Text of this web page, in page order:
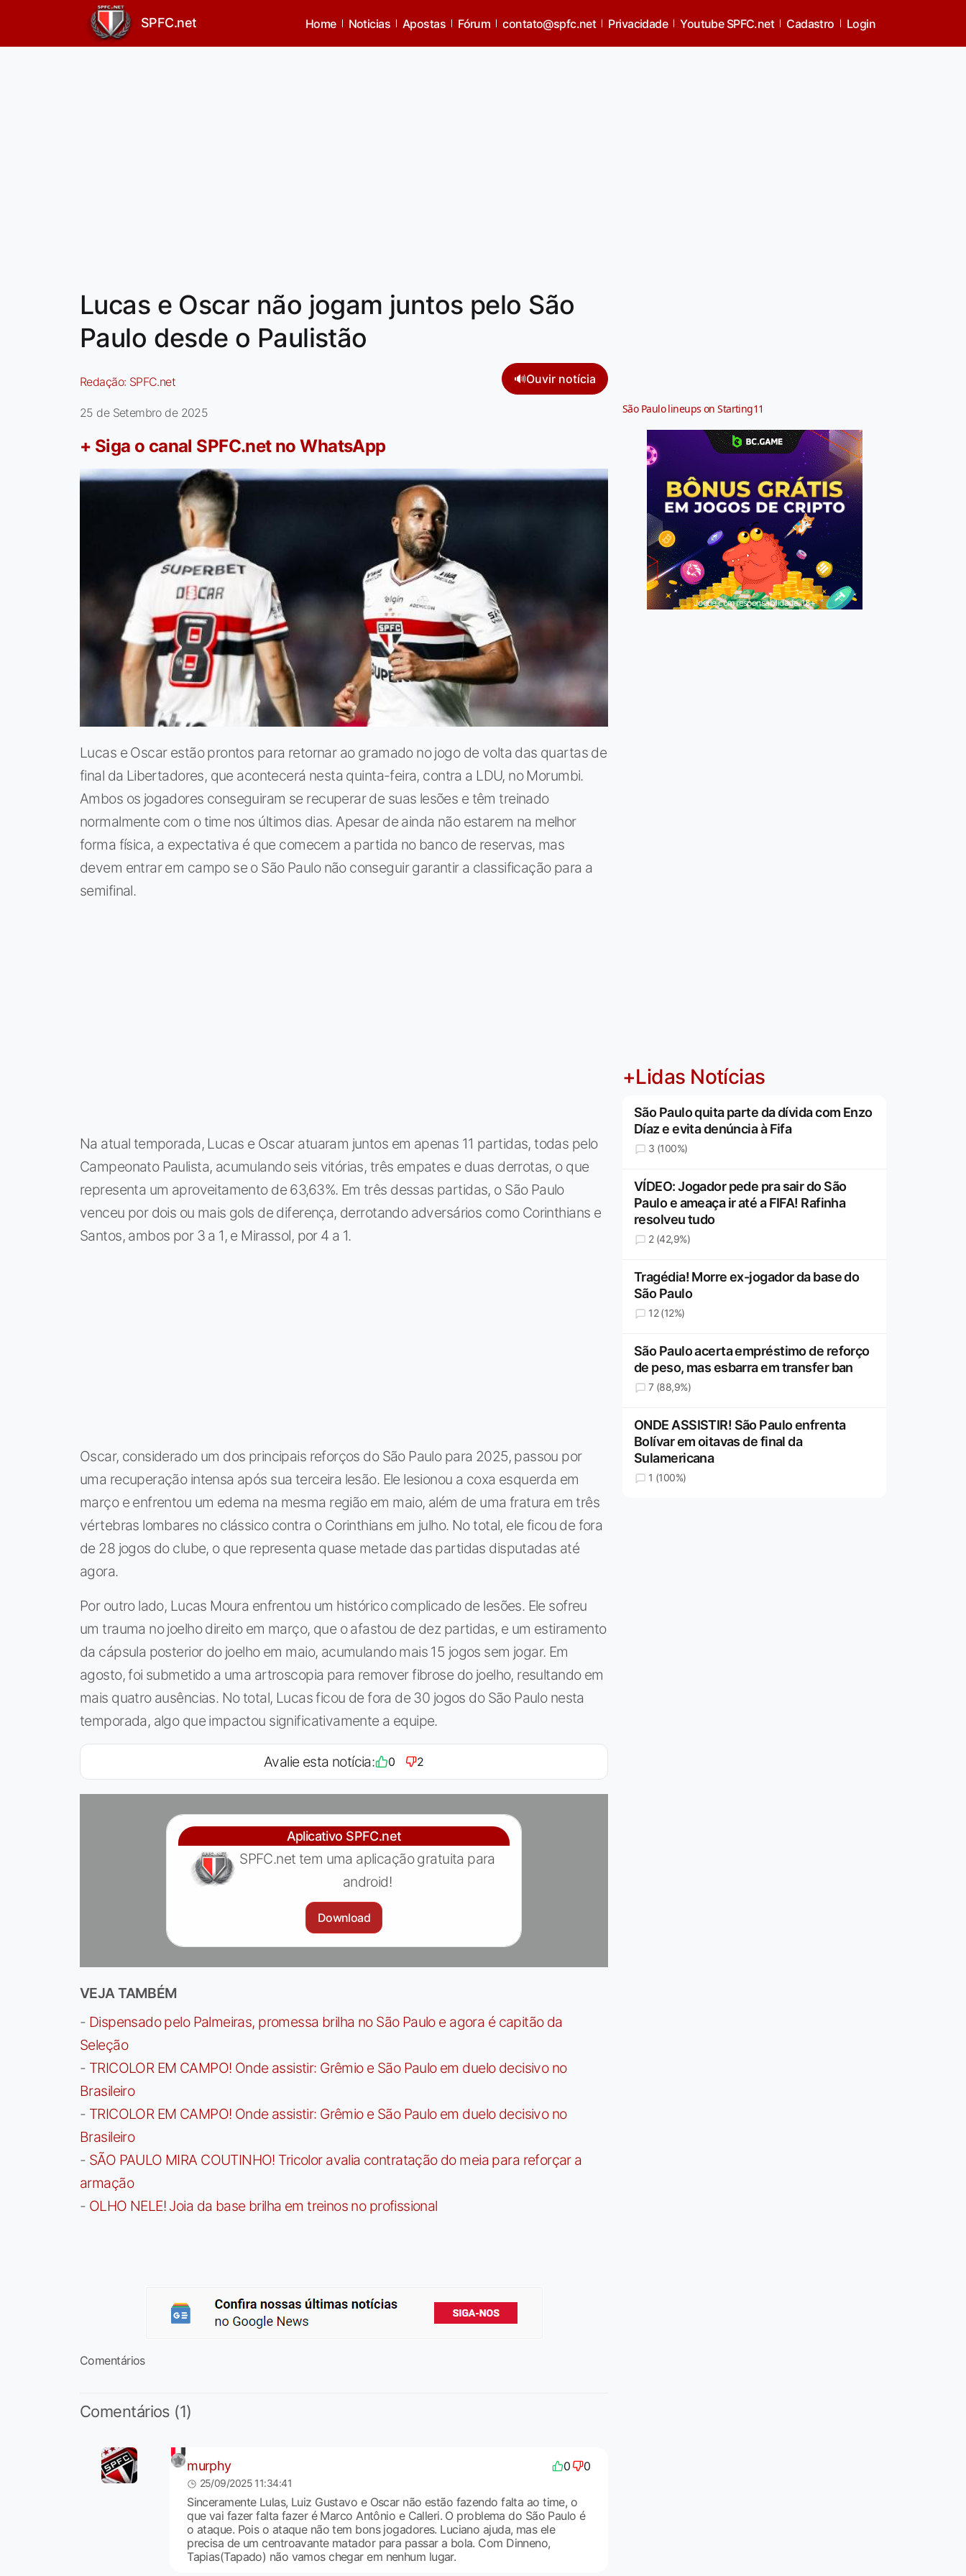
SPFC.net Home Noticias Apostas Fórum contato@spfc.net Privacidade Youtube SPFC.net Cadastro Login
Lucas e Oscar não jogam juntos pelo São
Paulo desde o Paulistão
Redação: SPFC.net 🔊Ouvir notícia
25 de Setembro de 2025
+ Siga o canal SPFC.net no WhatsApp
Lucas e Oscar estão prontos para retornar ao gramado no jogo de volta das quartas de
final da Libertadores, que acontecerá nesta quinta-feira, contra a LDU, no Morumbi.
Ambos os jogadores conseguiram se recuperar de suas lesões e têm treinado
normalmente com o time nos últimos dias. Apesar de ainda não estarem na melhor
forma física, a expectativa é que comecem a partida no banco de reservas, mas
devem entrar em campo se o São Paulo não conseguir garantir a classificação para a
semifinal.
Na atual temporada, Lucas e Oscar atuaram juntos em apenas 11 partidas, todas pelo
Campeonato Paulista, acumulando seis vitórias, três empates e duas derrotas, o que
representa um aproveitamento de 63,63%. Em três dessas partidas, o São Paulo
venceu por dois ou mais gols de diferença, derrotando adversários como Corinthians e
Santos, ambos por 3 a 1, e Mirassol, por 4 a 1.
Oscar, considerado um dos principais reforços do São Paulo para 2025, passou por
uma recuperação intensa após sua terceira lesão. Ele lesionou a coxa esquerda em
março e enfrentou um edema na mesma região em maio, além de uma fratura em três
vértebras lombares no clássico contra o Corinthians em julho. No total, ele ficou de fora
de 28 jogos do clube, o que representa quase metade das partidas disputadas até
agora.
Por outro lado, Lucas Moura enfrentou um histórico complicado de lesões. Ele sofreu
um trauma no joelho direito em março, que o afastou de dez partidas, e um estiramento
da cápsula posterior do joelho em maio, acumulando mais 15 jogos sem jogar. Em
agosto, foi submetido a uma artroscopia para remover fibrose do joelho, resultando em
mais quatro ausências. No total, Lucas ficou de fora de 30 jogos do São Paulo nesta
temporada, algo que impactou significativamente a equipe.
Avalie esta notícia: 0 2
Aplicativo SPFC.net
SPFC.net tem uma aplicação gratuita para
android!
Download
VEJA TAMBÉM
- Dispensado pelo Palmeiras, promessa brilha no São Paulo e agora é capitão da
Seleção
- TRICOLOR EM CAMPO! Onde assistir: Grêmio e São Paulo em duelo decisivo no
Brasileiro
- TRICOLOR EM CAMPO! Onde assistir: Grêmio e São Paulo em duelo decisivo no
Brasileiro
- SÃO PAULO MIRA COUTINHO! Tricolor avalia contratação do meia para reforçar a
armação
- OLHO NELE! Joia da base brilha em treinos no profissional
Comentários
Comentários (1)
murphy 0 0
25/09/2025 11:34:41
Sinceramente Lulas, Luiz Gustavo e Oscar não estão fazendo falta ao time, o
que vai fazer falta fazer é Marco Antônio e Calleri. O problema do São Paulo é
o ataque. Pois o ataque não tem bons jogadores. Luciano ajuda, mas ele
precisa de um centroavante matador para passar a bola. Com Dinneno,
Tapias(Tapado) não vamos chegar em nenhum lugar.
São Paulo lineups on Starting11
Jogue com responsabilidade. 18+
+Lidas Notícias
São Paulo quita parte da dívida com Enzo
Díaz e evita denúncia à Fifa
3 (100%)
VÍDEO: Jogador pede pra sair do São
Paulo e ameaça ir até a FIFA! Rafinha
resolveu tudo
2 (42,9%)
Tragédia! Morre ex-jogador da base do
São Paulo
12 (12%)
São Paulo acerta empréstimo de reforço
de peso, mas esbarra em transfer ban
7 (88,9%)
ONDE ASSISTIR! São Paulo enfrenta
Bolívar em oitavas de final da
Sulamericana
1 (100%)